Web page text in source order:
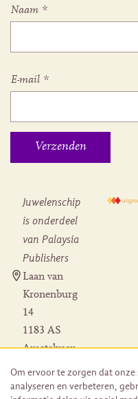
Naam *
E-mail *
Juwelenschip
is onderdeel
van Palaysia
Publishers
Laan van
Kronenburg
14
1183 AS
Amstelveen
Herroeping
bestelling
Om ervoor te zorgen dat
analyseren en verbeteren,